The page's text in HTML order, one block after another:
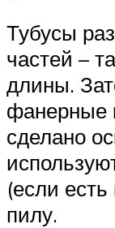
Тубусы
частей –
длины.
фанерные
сделано
(если
пилу.